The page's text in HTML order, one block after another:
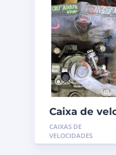
Caixa de
Opel
de 160cv,
55194293
CAIXAS DE
VELOCIDADES